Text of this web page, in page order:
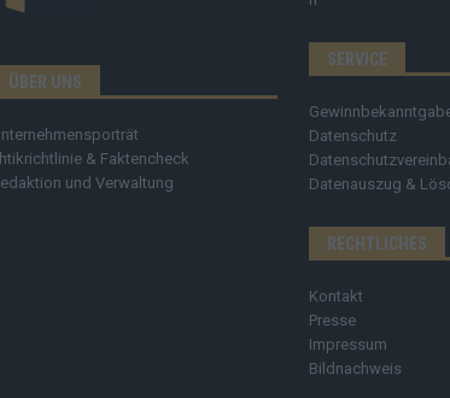
ÜBER UNS
& Faktencheck
und Verwaltung
SERVICE
Datenschutz
Datenauszug &
RECHTLICHES
Kontakt
Presse
Impressum
Bildnachweis